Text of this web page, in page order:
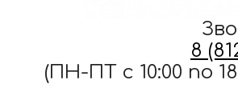
8
(ПН-ПТ c 10:00 по